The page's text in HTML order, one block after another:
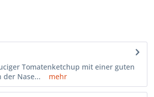
Tomatenketchup mit einer guten
der Nase...
mehr